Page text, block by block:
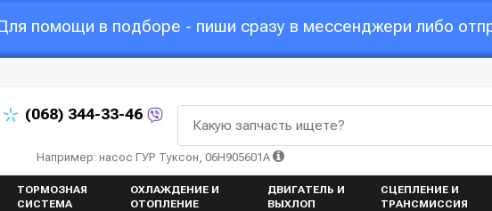
помощи в подборе - пиши сразу в мессенджери либо
(068) 344-33-46
Какую запчасть ищете?
Например: насос ГУР Туксон, 06H905601A
ТОРМОЗНАЯ
СИСТЕМА
ОХЛАЖДЕНИЕ И
ОТОПЛЕНИЕ
ДВИГАТЕЛЬ И
ВЫХЛОП
СЦЕПЛЕНИЕ И
ТРАНСМИССИЯ